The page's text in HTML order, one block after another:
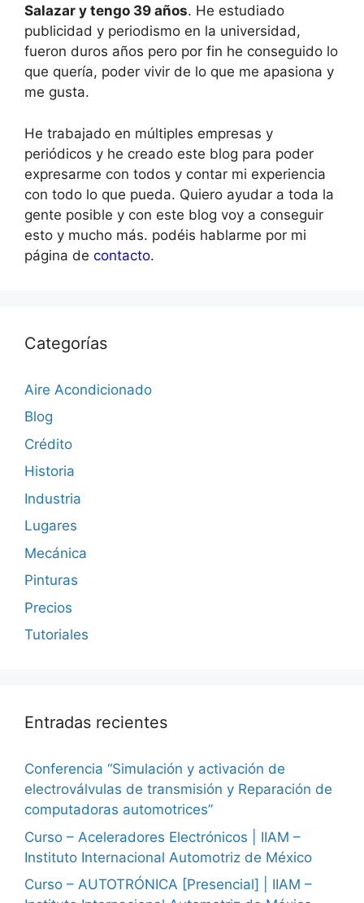
Salazar y tengo 39 años. He estudiado
publicidad y periodismo en la universidad,
fueron duros años pero por fin he conseguido lo
que quería, poder vivir de lo que me apasiona y
me gusta.
He trabajado en múltiples empresas y
periódicos y he creado este blog para poder
expresarme con todos y contar mi experiencia
con todo lo que pueda. Quiero ayudar a toda la
gente posible y con este blog voy a conseguir
esto y mucho más. podéis hablarme por mi
página de contacto.
Categorías
Aire Acondicionado
Blog
Crédito
Historia
Industria
Lugares
Mecánica
Pinturas
Precios
Tutoriales
Entradas recientes
Conferencia “Simulación y activación de
electroválvulas de transmisión y Reparación de
computadoras automotrices”
Curso – Aceleradores Electrónicos | IIAM –
Instituto Internacional Automotriz de México
Curso – AUTOTRÓNICA [Presencial] | IIAM –